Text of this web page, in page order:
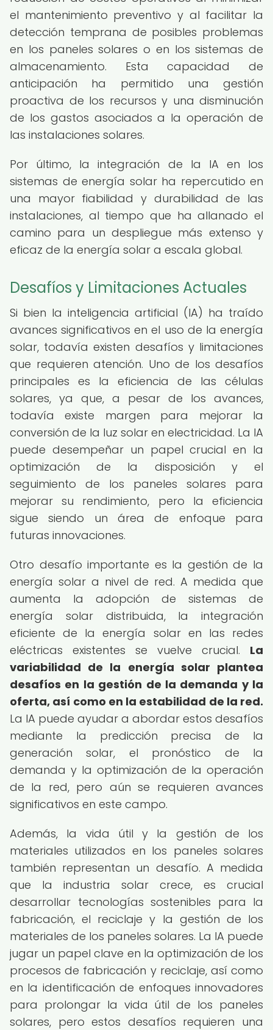
el mantenimiento preventivo y al facilitar la
detección temprana de posibles problemas
en los paneles solares o en los sistemas de
almacenamiento. Esta capacidad de
anticipación ha permitido una gestión
proactiva de los recursos y una disminución
de los gastos asociados a la operación de
las instalaciones solares.
Por último, la integración de la IA en los
sistemas de energía solar ha repercutido en
una mayor fiabilidad y durabilidad de las
instalaciones, al tiempo que ha allanado el
camino para un despliegue más extenso y
eficaz de la energía solar a escala global.
Desafíos y Limitaciones Actuales
Si bien la inteligencia artificial (IA) ha traído
avances significativos en el uso de la energía
solar, todavía existen desafíos y limitaciones
que requieren atención. Uno de los desafíos
principales es la eficiencia de las células
solares, ya que, a pesar de los avances,
todavía existe margen para mejorar la
conversión de la luz solar en electricidad. La IA
puede desempeñar un papel crucial en la
optimización de la disposición y el
seguimiento de los paneles solares para
mejorar su rendimiento, pero la eficiencia
sigue siendo un área de enfoque para
futuras innovaciones.
Otro desafío importante es la gestión de la
energía solar a nivel de red. A medida que
aumenta la adopción de sistemas de
energía solar distribuida, la integración
eficiente de la energía solar en las redes
eléctricas existentes se vuelve crucial. La
variabilidad de la energía solar plantea
desafíos en la gestión de la demanda y la
oferta, así como en la estabilidad de la red.
La IA puede ayudar a abordar estos desafíos
mediante la predicción precisa de la
generación solar, el pronóstico de la
demanda y la optimización de la operación
de la red, pero aún se requieren avances
significativos en este campo.
Además, la vida útil y la gestión de los
materiales utilizados en los paneles solares
también representan un desafío. A medida
que la industria solar crece, es crucial
desarrollar tecnologías sostenibles para la
fabricación, el reciclaje y la gestión de los
materiales de los paneles solares. La IA puede
jugar un papel clave en la optimización de los
procesos de fabricación y reciclaje, así como
en la identificación de enfoques innovadores
para prolongar la vida útil de los paneles
solares, pero estos desafíos requieren una